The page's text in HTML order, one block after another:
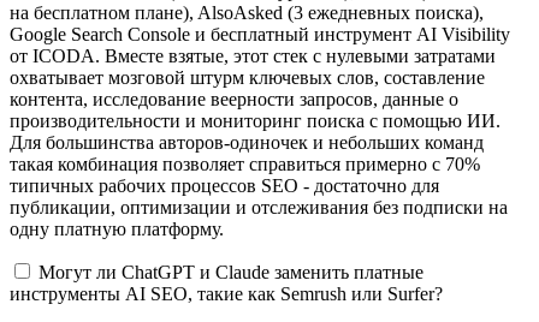
на бесплатном плане), AlsoAsked (3 ежедневных поиска),
Google Search Console и бесплатный инструмент AI Visibility
от ICODA. Вместе взятые, этот стек с нулевыми затратами
охватывает мозговой штурм ключевых слов, составление
контента, исследование веерности запросов, данные о
производительности и мониторинг поиска с помощью ИИ.
Для большинства авторов-одиночек и небольших команд
такая комбинация позволяет справиться примерно с 70%
типичных рабочих процессов SEO - достаточно для
публикации, оптимизации и отслеживания без подписки на
одну платную платформу.
Могут ли ChatGPT и Claude заменить платные
инструменты AI SEO, такие как Semrush или Surfer?